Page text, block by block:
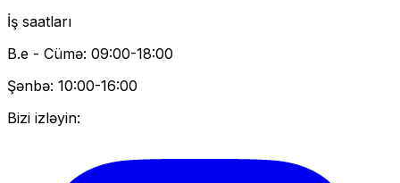
İş saatları
B.e - Cümə: 09:00-18:00
Şənbə: 10:00-16:00
Bizi izləyin: